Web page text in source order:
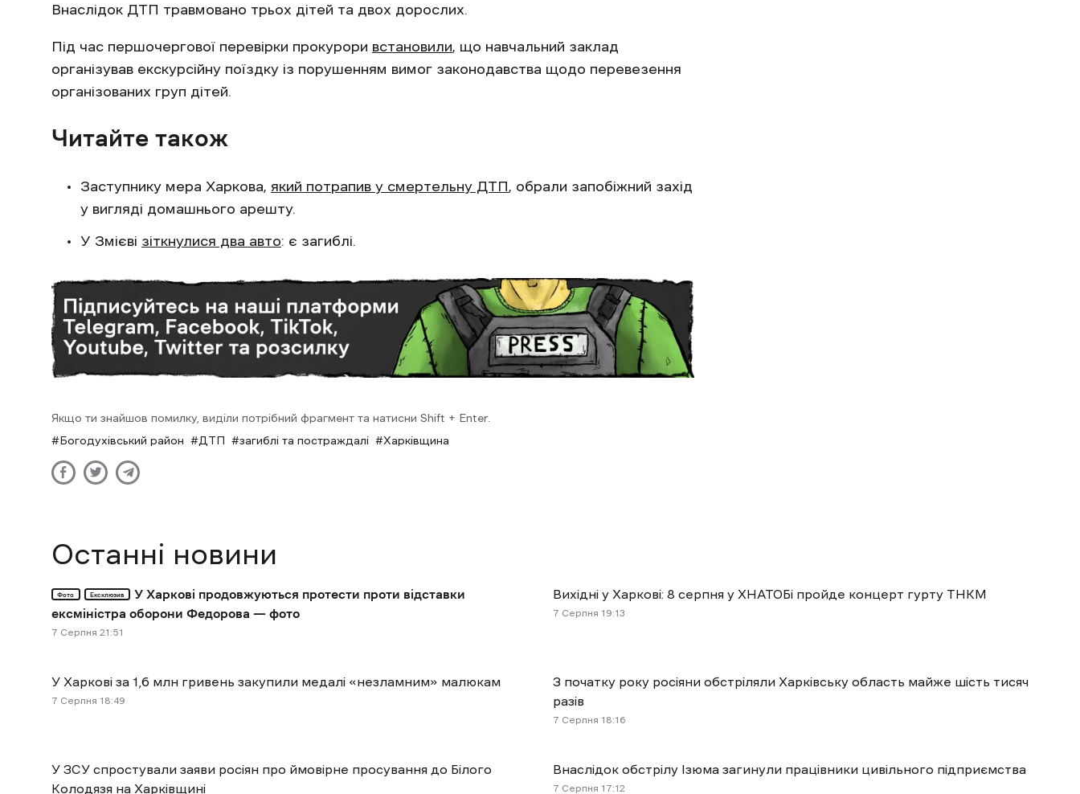
Внаслідок ДТП травмовано трьох дітей та двох дорослих.
Під час першочергової перевірки прокурори встановили, що навчальний заклад
організував екскурсійну поїздку із порушенням вимог законодавства щодо перевезення
організованих груп дітей.
Читайте також
Заступнику мера Харкова, який потрапив у смертельну ДТП, обрали запобіжний захід
у вигляді домашнього арешту.
У Змієві зіткнулися два авто: є загиблі.
Якщо ти знайшов помилку, виділи потрібний фрагмент та натисни Shift + Enter.
Богодухівський район
ДТП загиблі та постраждалі Харківщина
Останні новини
Фото Ексклюзив
У Харкові продовжуються протести проти відставки
ексміністра оборони Федорова — фото
7 Cерпня 21:51
Вихідні у Харкові: 8 серпня у ХНАТОБі пройде концерт гурту ТНКМ
7 Cерпня 19:13
У Харкові за 1,6 млн гривень закупили медалі «незламним» малюкам
7 Cерпня 18:49
З початку року росіяни обстріляли Харківську область майже шість тисяч
разів
7 Cерпня 18:16
У ЗСУ спростували заяви росіян про ймовірне просування до Білого
Колодязя на Харківщині
Внаслідок обстрілу Ізюма загинули працівники цивільного підприємства
7 Cерпня 17:12